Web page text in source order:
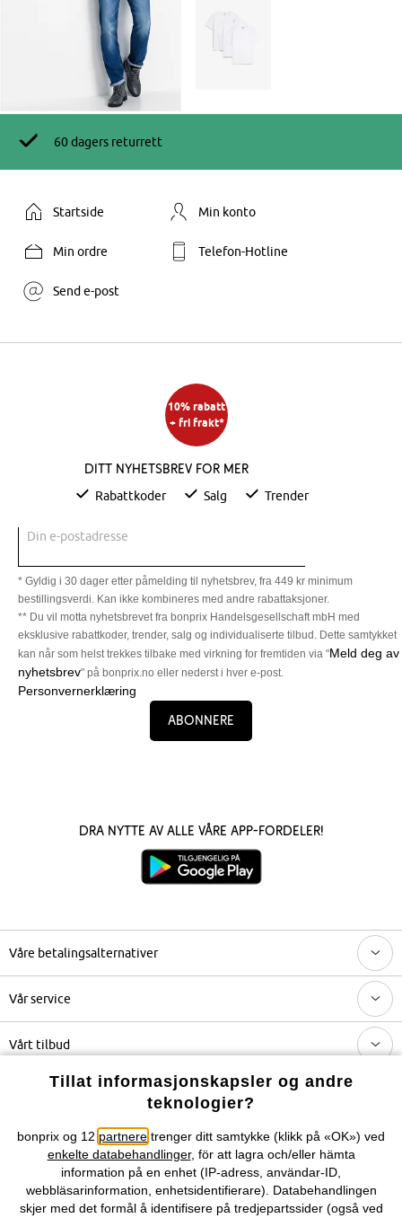
60 dagers returrett
Startside Min konto
Min ordre Telefon-Hotline
Send e-post
10% rabatt
+ fri frakt*
Ditt nyhetsbrev for mer
Rabattkoder Salg Trender
Din e-postadresse
* Gyldig i 30 dager etter påmelding til nyhetsbrev, fra 449 kr minimum
bestillingsverdi. Kan ikke kombineres med andre rabattaksjoner.
** Du vil motta nyhetsbrevet fra bonprix Handelsgesellschaft mbH med
eksklusive rabattkoder, trender, salg og individualiserte tilbud. Dette samtykket
kan når som helst trekkes tilbake med virkning for fremtiden via "Meld deg av
nyhetsbrev" på bonprix.no eller nederst i hver e-post.
Personvernerklæring
Abonnere
Dra nytte av alle våre app-fordeler!
Våre betalingsalternativer
Vår service
Vårt tilbud
Selskapet
Topkategorier / Sesongvarer
Du kan også finne oss på
Tillat informasjonskapsler og andre
teknologier?
bonprix og 12 partnere trenger ditt samtykke (klikk på «OK») ved
enkelte databehandlinger, för att lagra och/eller hämta
information på en enhet (IP-adress, användar-ID,
webbläsarinformation, enhetsidentifierare). Databehandlingen
skjer med det formål å identifisere på tredjepartssider (også ved